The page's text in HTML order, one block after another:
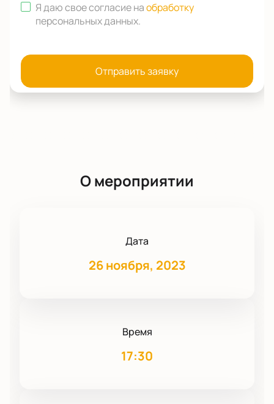
Я даю свое согласие наобработку
персональных данных.
Отправить заявку
О мероприятии
Дата
26 ноября, 2023
Время
17:30